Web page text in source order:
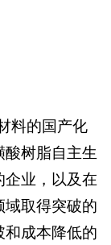
料的国产化
树脂自主生
企业，以及在
域取得突破的
和成本降低的